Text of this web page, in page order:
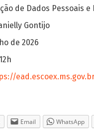
de Dados Pessoais
Gontijo
de 2026
Email WhatsApp